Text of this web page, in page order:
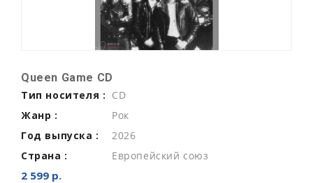
Queen Game CD
Тип носителя : CD
Жанр :
Рок
Год выпуска :
2026
Страна :
Европейский союз
2 599 р.